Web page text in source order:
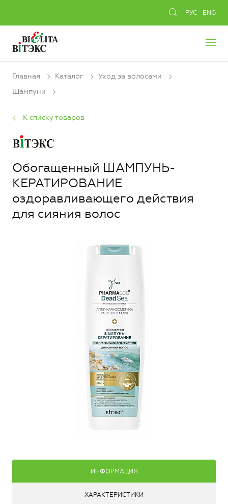
РУС ENG
Главная Каталог
Уход за волосами
Шампуни
К списку товаров
Обогащенный ШАМПУНЬ-
КЕРАТИРОВАНИЕ
оздоравливающего действия
для сияния волос
ИНФОРМАЦИЯ
ХАРАКТЕРИСТИКИ